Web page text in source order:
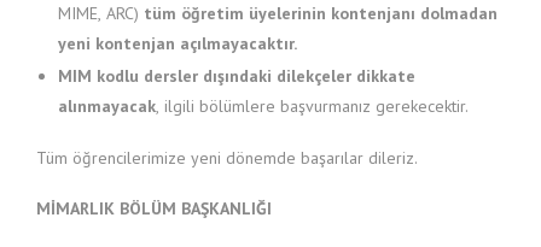
MIME, ARC) tüm öğretim üyelerinin kontenjanı dolmadan
yeni kontenjan açılmayacaktır.
MIM kodlu dersler dışındaki dilekçeler dikkate
alınmayacak, ilgili bölümlere başvurmanız gerekecektir.
Tüm öğrencilerimize yeni dönemde başarılar dileriz.
MİMARLIK BÖLÜM BAŞKANLIĞI